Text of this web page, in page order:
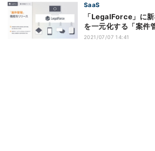
SaaS
「LegalForce」に
を一元化する「案件
2021/07/07 14:41